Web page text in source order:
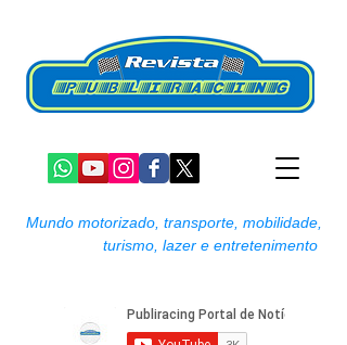
Mundo motorizado, transporte, mobilidade,
turismo, lazer e entretenimento